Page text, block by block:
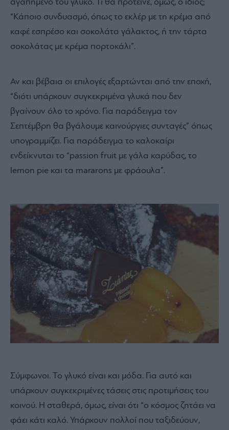
αγαπημένο του γλυκό. Τι θα πρότεινε, όμως, ο ίδιος;
“Κάποιο συνδυασμό, όπως το εκλέρ με τη κρέμα από
καφέ εσπρέσο και σοκολάτα γάλακτος, ή την τάρτα
σοκολάτας με κρέμα πορτοκάλι”.
Αν και βέβαια οι επιλογές εξαρτώνται από την εποχή,
“διότι υπάρχουν συγκεκριμένα γλυκά που δεν
βγαίνουν όλο το χρόνο. Για παράδειγμα τον
Σεπτέμβρη θα βγάλουμε καινούργιες συνταγές” όπως
υπογραμμίζει. Για παράδειγμα το καλοκαίρι
ενδείκνυται το “passion fruit με γάλα καρύδας, το
lemon pie και τα mararons με φράουλα”.
Σύμφωνοι. Το γλυκό είναι και μόδα. Για αυτό και
υπάρχουν συγκεκριμένες τάσεις στις προτιμήσεις του
κοινού. Η σταθερά, όμως, είναι ότι “ο κόσμος ζητάει να
φάει κάτι καλό. Υπάρχουν πολλοί που ταξιδεύουν,